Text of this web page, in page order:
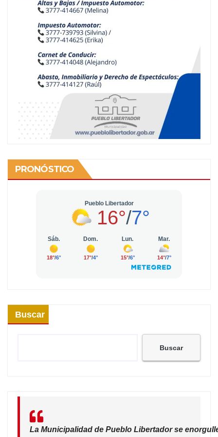
PRONÓSTICO
Buscar
Buscar
La Municipalidad de Pueblo Libertador se